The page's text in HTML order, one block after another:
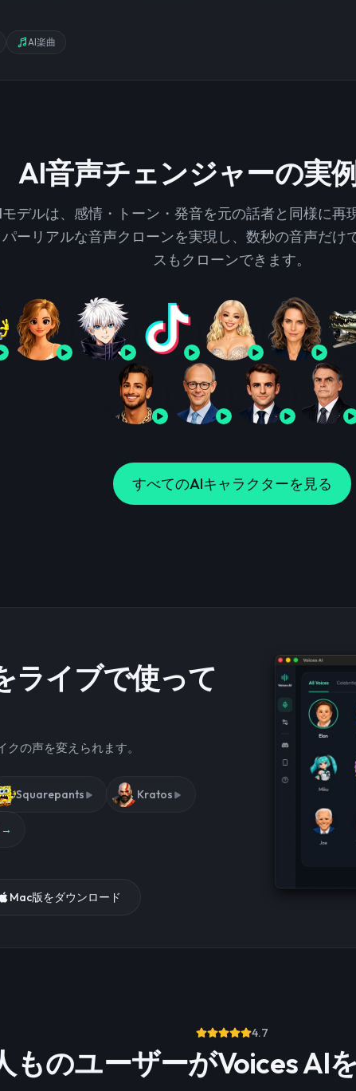
AI楽曲
AI音声チェンジャーの実
デルは、感情・トーン・発音を元の話者と同様に再
ーリアルな音声クローンを実現し、数秒の音声だけ
スもクローンできます。
すべてのAIキャラクターを見る
ライブで使って
の声を変えられます。
Squarepants Kratos
→
Mac版をダウンロード
4.7
ものユーザーがVoices AI